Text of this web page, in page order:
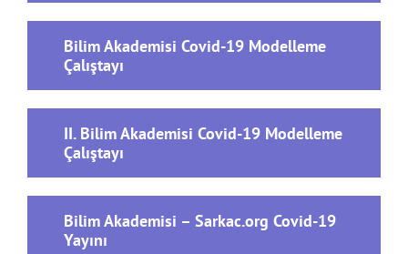
Bilim Akademisi Covid-19 Modelleme
Çalıştayı
II. Bilim Akademisi Covid-19 Modelleme
Çalıştayı
Bilim Akademisi – Sarkac.org Covid-19
Yayını